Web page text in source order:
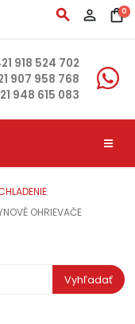
search person_outline shopping_bag0
918 524 702
907 958 768
948 615 083
OHRIEVAČE
Vyhľadať